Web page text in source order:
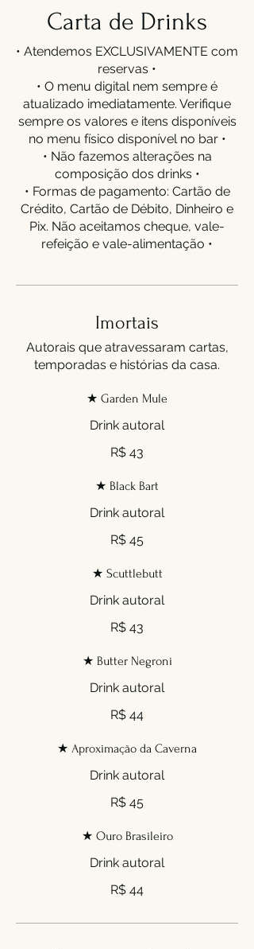
Carta de Drinks
• Atendemos EXCLUSIVAMENTE com
reservas •
• O menu digital nem sempre é
atualizado imediatamente. Verifique
sempre os valores e itens disponíveis
no menu físico disponível no bar •
• Não fazemos alterações na
composição dos drinks •
• Formas de pagamento: Cartão de
Crédito, Cartão de Débito, Dinheiro e
Pix. Não aceitamos cheque, vale-
refeição e vale-alimentação •
Imortais
Autorais que atravessaram cartas,
temporadas e histórias da casa.
★ Garden Mule
Drink autoral
R$ 43
★ Black Bart
Drink autoral
R$ 45
★ Scuttlebutt
Drink autoral
R$ 43
★ Butter Negroni
Drink autoral
R$ 44
★ Aproximação da Caverna
Drink autoral
R$ 45
★ Ouro Brasileiro
Drink autoral
R$ 44